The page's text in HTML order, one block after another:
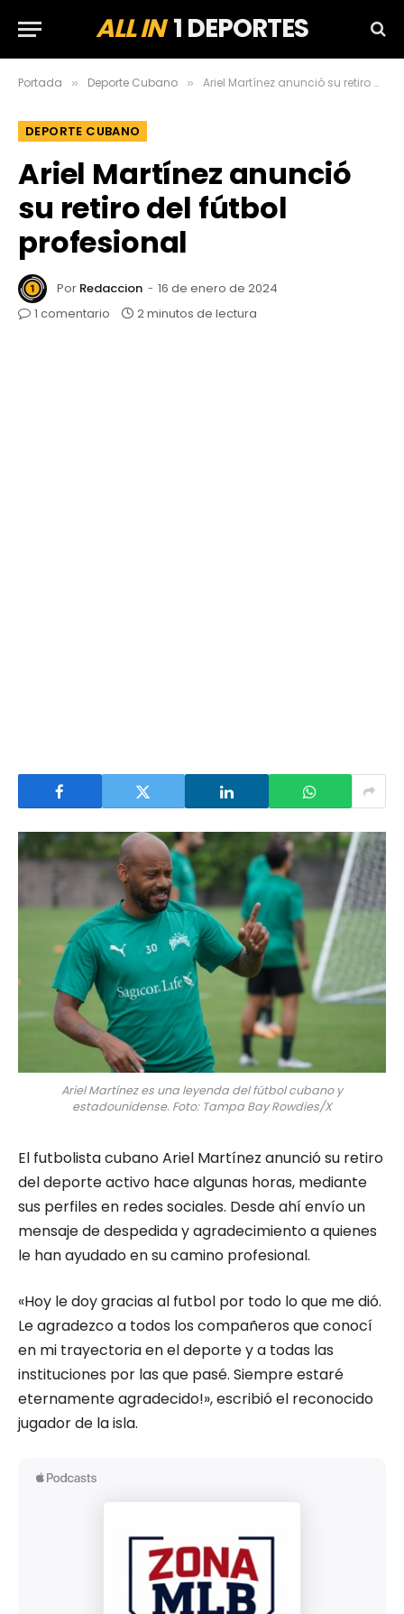
ALL IN1 DEPORTES
Portada » Deporte Cubano » Ariel Martínez anunció su retiro del fútbol profesional
DEPORTE CUBANO
Ariel Martínez anunció
su retiro del fútbol
profesional
Por Redaccion
16 de enero de 2024
1 comentario
2 minutos de lectura
Ariel Martínez es una leyenda del fútbol cubano y
estadounidense. Foto: Tampa Bay Rowdies/X
El futbolista cubano Ariel Martínez anunció su retiro
del deporte activo hace algunas horas, mediante
sus perfiles en redes sociales. Desde ahí envío un
mensaje de despedida y agradecimiento a quienes
le han ayudado en su camino profesional.
«Hoy le doy gracias al futbol por todo lo que me dió.
Le agradezco a todos los compañeros que conocí
en mi trayectoria en el deporte y a todas las
instituciones por las que pasé. Siempre estaré
eternamente agradecido!», escribió el reconocido
jugador de la isla.